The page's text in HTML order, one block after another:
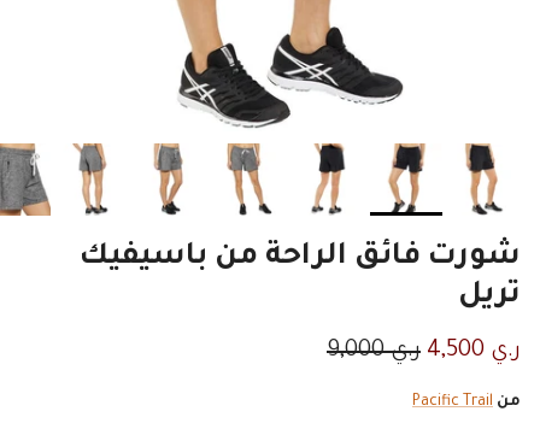
شورت فائق الراحة من باسيفيك
تريل
السعر الان
ر.ي 4,500 السعر الاصلي
ر.ي 9,000
من Pacific Trail